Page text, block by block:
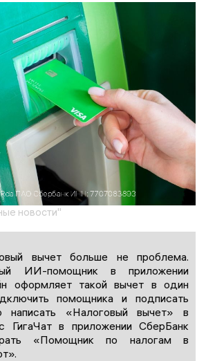
новости"
вычет больше не проблема.
ИИ-помощник в приложении
оформляет такой вычет в один
помощника и подписать
написать «Налоговый вычет» в
ГигаЧат в приложении СберБанк
«Помощник по налогам в